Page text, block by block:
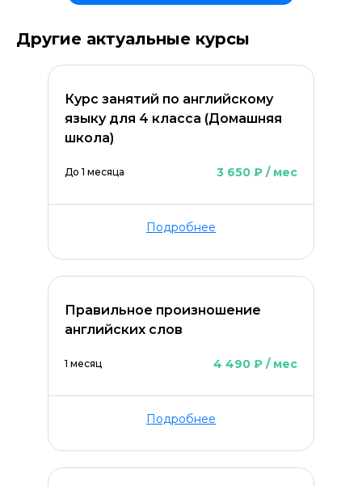
Другие актуальные курсы
Курс занятий по английскому
языку для 4 класса (Домашняя
школа)
До 1 месяца 3 650 ₽ / мес
Подробнее
Правильное произношение
английских слов
1 месяц 4 490 ₽ / мес
Подробнее
Оставить комментарий